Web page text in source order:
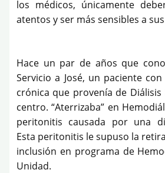
los médicos, únicamente
atentos y ser más sensibles a
Hace un par de años que
Servicio a José, un paciente
crónica que provenía de
centro. “Aterrizaba” en
peritonitis causada por una
Esta peritonitis le supuso la
inclusión en programa de
Unidad.